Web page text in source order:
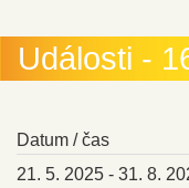
Události -
Datum / čas
21. 5. 2025 - 31. 8.